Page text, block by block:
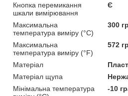
Кнопка перемикання
шкали вимірювання
Є
Максимальна
температура виміру (°C)
300
Максимальна
температура виміру (°F)
572
Матеріал
Матеріал щупа
Мінімальна температура
-10